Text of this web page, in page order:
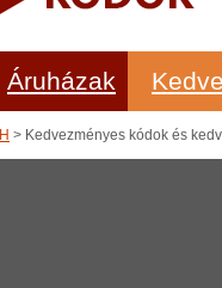
Áruházak
H > Kedvezményes kódok és